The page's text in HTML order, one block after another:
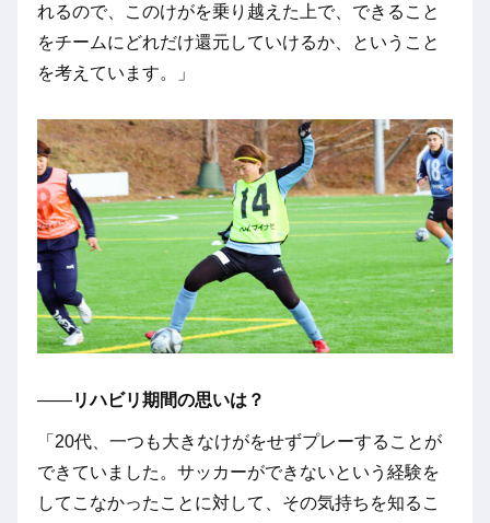
れるので、このけがを乗り越えた上で、できること
をチームにどれだけ還元していけるか、ということ
を考えています。」
――リハビリ期間の思いは？
「20代、一つも大きなけがをせずプレーすることが
できていました。サッカーができないという経験を
してこなかったことに対して、その気持ちを知るこ